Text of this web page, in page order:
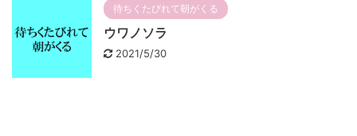
待ちくたびれて朝がくる
ウワノソラ
2021/5/30